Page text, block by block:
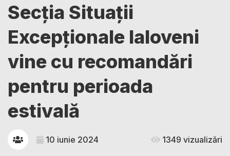
Secția Situații
Excepționale Ialoveni
vine cu recomandări
pentru perioada
estivală
10 iunie 2024 1349 vizualizări